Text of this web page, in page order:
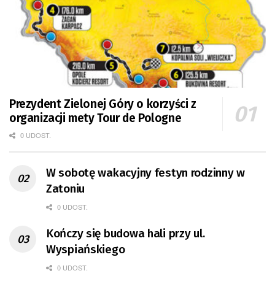
Prezydent Zielonej Góry o korzyści z
organizacji mety Tour de Pologne
0 UDOST.
W sobotę wakacyjny festyn rodzinny w
Zatoniu
0 UDOST.
Kończy się budowa hali przy ul.
Wyspiańskiego
0 UDOST.